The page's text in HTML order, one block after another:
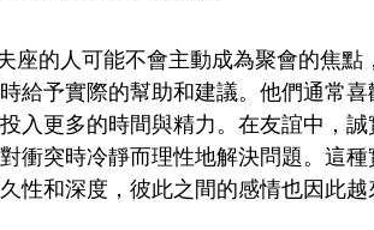
座的人可能不會主動成為聚會的焦
給予實際的幫助和建議。他們通常
入更多的時間與精力。在友誼中，
衝突時冷靜而理性地解決問題。這
性和深度，彼此之間的感情也因此越